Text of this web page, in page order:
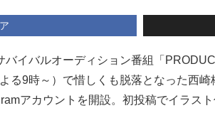
バイバルオーディション番組「
る9時～）で惜しくも脱落となった西
アカウントを開設。初投稿でイラス